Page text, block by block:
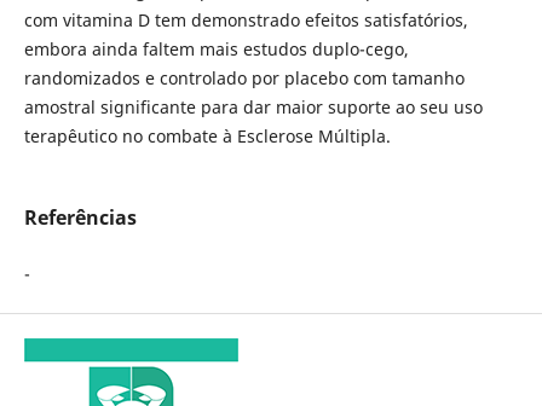
com vitamina D tem demonstrado efeitos satisfatórios,
embora ainda faltem mais estudos duplo-cego,
randomizados e controlado por placebo com tamanho
amostral significante para dar maior suporte ao seu uso
terapêutico no combate à Esclerose Múltipla.
Referências
-